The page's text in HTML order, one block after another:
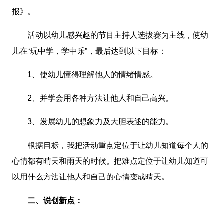
报》。
活动以幼儿感兴趣的节目主持人选拔赛为主线，使幼
儿在“玩中学，学中乐”，最后达到以下目标：
1、使幼儿懂得理解他人的情绪情感。
2、并学会用各种方法让他人和自己高兴。
3、发展幼儿的想象力及大胆表述的能力。
根据目标，我把活动重点定位于让幼儿知道每个人的
心情都有晴天和雨天的时候。把难点定位于让幼儿知道可
以用什么方法让他人和自己的心情变成晴天。
二、说创新点：